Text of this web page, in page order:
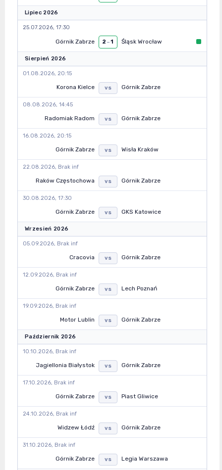
Lipiec 2026
25.07.2026, 17:30
Górnik Zabrze 2 –1 Śląsk Wrocław
Sierpień 2026
01.08.2026, 20:15
Korona Kielce vs Górnik Zabrze
08.08.2026, 14:45
Radomiak Radom vs Górnik Zabrze
16.08.2026, 20:15
Górnik Zabrze vs Wisła Kraków
22.08.2026, Brak inf
Raków Częstochowa vs Górnik Zabrze
30.08.2026, 17:30
Górnik Zabrze vs GKS Katowice
Wrzesień 2026
05.09.2026, Brak inf
Cracovia vs Górnik Zabrze
12.09.2026, Brak inf
Górnik Zabrze vs Lech Poznań
19.09.2026, Brak inf
Motor Lublin vs Górnik Zabrze
Październik 2026
10.10.2026, Brak inf
Jagiellonia Białystok vs Górnik Zabrze
17.10.2026, Brak inf
Górnik Zabrze vs Piast Gliwice
24.10.2026, Brak inf
Widzew Łódź vs Górnik Zabrze
31.10.2026, Brak inf
Górnik Zabrze vs Legia Warszawa